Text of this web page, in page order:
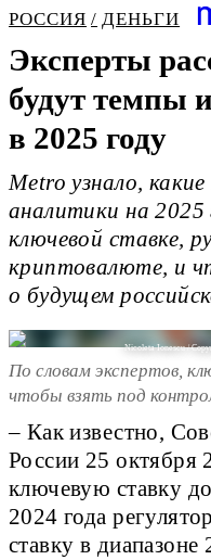
РОССИЯ ДЕНЬГИ
Эксперты
будут темпы
в 2025 году
Metro узнало,
аналитики на
ключевой ставке,
криптовалюте, и
о будущем
Nicoleta Ionescu /
По словам экспертов,
чтобы взять под
– Как известно,
России 25 октября
ключевую ставку
2024 года
ставку в